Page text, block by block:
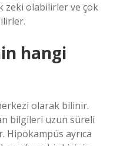
zeki olabilirler ve çok
hangi
olarak bilinir.
bilgileri uzun süreli
Hipokampüs ayrıca